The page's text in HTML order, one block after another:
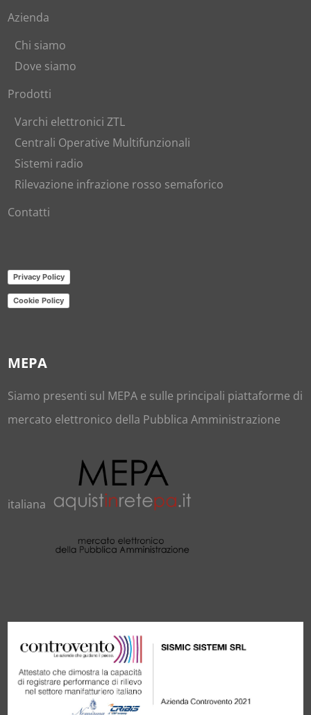
Azienda
Chi siamo
Dove siamo
Prodotti
Varchi elettronici ZTL
Centrali Operative Multifunzionali
Sistemi radio
Rilevazione infrazione rosso semaforico
Contatti
Privacy Policy
Cookie Policy
MEPA
Siamo presenti sul MEPA e sulle principali piattaforme di
mercato elettronico della Pubblica Amministrazione
italiana